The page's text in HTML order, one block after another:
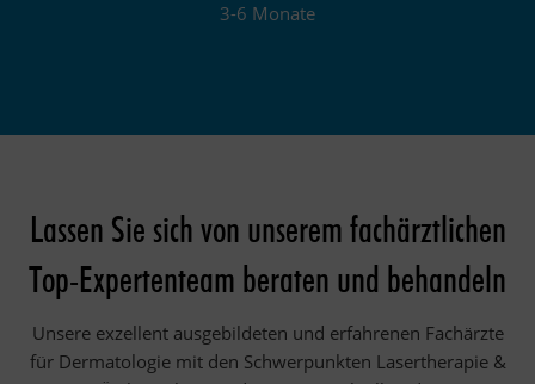
3-6 Monate
Lassen Sie sich von unserem fachärztlichen
Top-Expertenteam beraten und behandeln
Unsere exzellent ausgebildeten und erfahrenen Fachärzte
für Dermatologie mit den Schwerpunkten Lasertherapie &